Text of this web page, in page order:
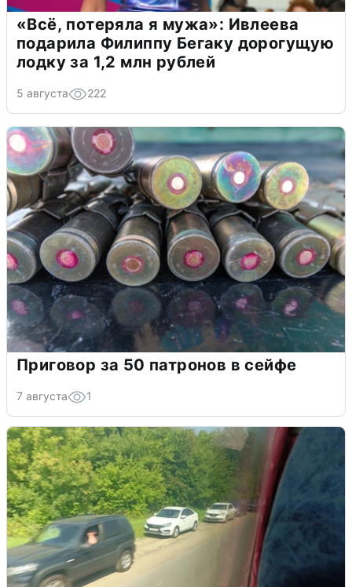
«Всё, потеряла я мужа»: Ивлеева
подарила Филиппу Бегаку дорогущую
лодку за 1,2 млн рублей
5 августа 222
Приговор за 50 патронов в сейфе
7 августа 1